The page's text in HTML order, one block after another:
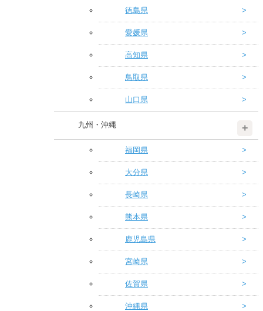
徳島県
愛媛県
高知県
鳥取県
山口県
九州・沖縄
福岡県
大分県
長崎県
熊本県
鹿児島県
宮崎県
佐賀県
沖縄県